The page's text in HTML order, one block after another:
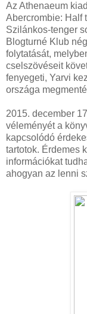
Az Athenaeum
Abercrombie: Half
Szilánkos-tenger
Blogturné Klub
folytatását,
cselszövéseit
fenyegeti, Yarvi
országa
2015. december
véleményét a
kapcsolódó
tartotok. Érdemes
információkat
ahogyan az lenni